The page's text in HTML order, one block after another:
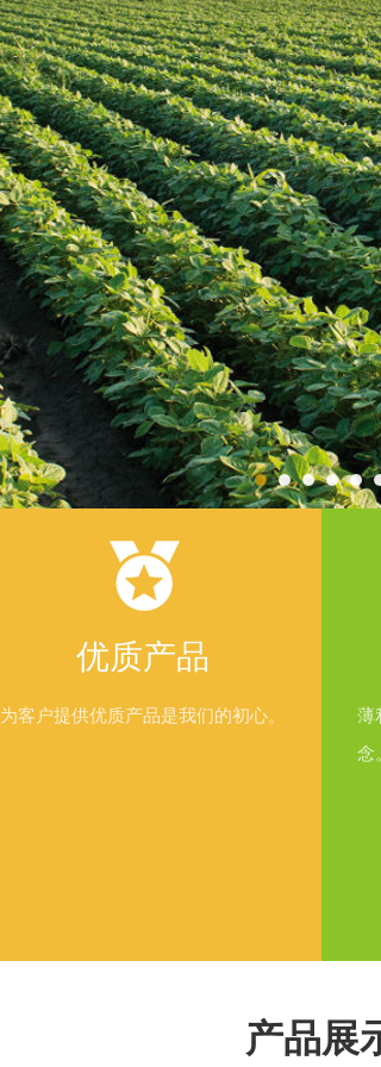
优质产品
为客户提供优质产品是我们的初心。
薄
念
4
产品展